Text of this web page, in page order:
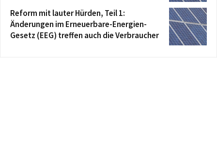
Reform mit lauter Hürden, Teil 1:
Änderungen im Erneuerbare-Energien-
Gesetz (EEG) treffen auch die Verbraucher